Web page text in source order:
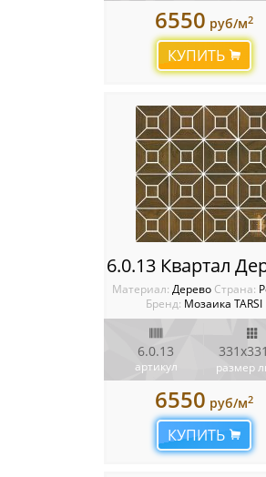
6550 руб/м2
КУПИТЬ
Материал: Дерево Cтрана:
Бренд: Мозаика TARSI
6.0.13
артикул
331х331
размер
6550 руб/м2
КУПИТЬ